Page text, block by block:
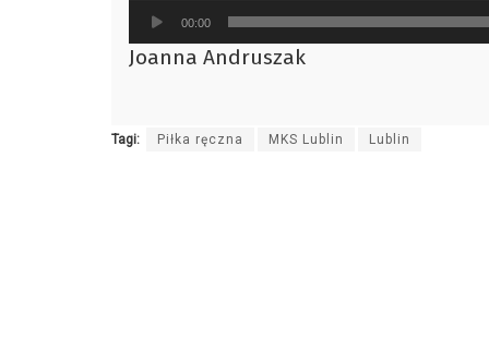
Odtwarzacz
plików
dźwiękowych
00:00
Joanna Andruszak
Tagi: Piłka ręczna MKS Lublin Lublin